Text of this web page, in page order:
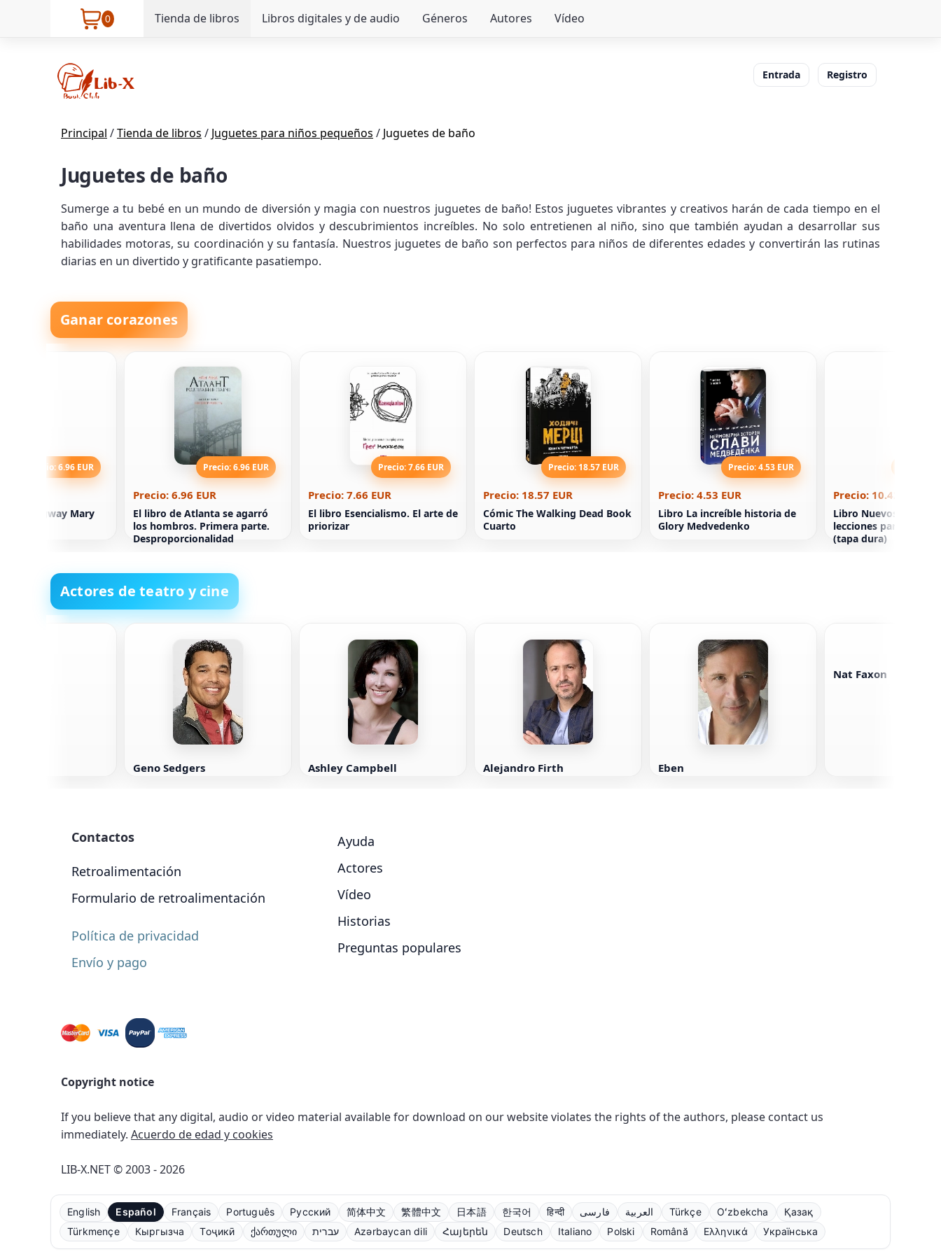
0 Tienda de libros Libros digitales y de audio Géneros Autores Vídeo
Entrada Registro
Principal /Tienda de libros / Juguetes para niños pequeños / Juguetes de baño
Juguetes de baño
Sumerge a tu bebé en un mundo de diversión y magia con nuestros juguetes de baño! Estos juguetes vibrantes y creativos harán de cada tiempo en el
baño una aventura llena de divertidos olvidos y descubrimientos increíbles. No solo entretienen al niño, sino que también ayudan a desarrollar sus
habilidades motoras, su coordinación y su fantasía. Nuestros juguetes de baño son perfectos para niños de diferentes edades y convertirán las rutinas
diarias en un divertido y gratificante pasatiempo.
Ganar corazones
Precio: 6.96 EUR
Hemingway Mary
Precio: 6.96 EUR
Precio: 6.96 EUR
El libro de Atlanta se agarró
los hombros. Primera parte.
Desproporcionalidad
Precio: 7.66 EUR
Precio: 7.66 EUR
El libro Esencialismo. El arte de
priorizar
Precio: 18.57 EUR
Precio: 18.57 EUR
Cómic The Walking Dead Book
Cuarto
Precio: 4.53 EUR
Precio: 4.53 EUR
Libro La increíble historia de
Glory Medvedenko
Precio: 10.42 EUR
Libro Nuevos
lecciones para una
(tapa dura)
Actores de teatro y cine
Geno Sedgers Ashley Campbell Alejandro Firth Eben
Nat Faxon
Contactos
Retroalimentación
Formulario de retroalimentación
Política de privacidad
Envío y pago
Ayuda
Actores
Vídeo
Historias
Preguntas populares
Copyright notice
If you believe that any digital, audio or video material available for download on our website violates the rights of the authors, please contact us
immediately. Acuerdo de edad y cookies
LIB-X.NET © 2003 - 2026
English Español Français Português Русский 简体中文 繁體中文 日本語 한국어 हिन्दी فارسی العربية Türkçe Oʻzbekcha
Қазақ
Türkmençe
Кыргызча Тоҷикӣ ქართული עברית Azərbaycan dili Հայերեն Deutsch Italiano Polski Română Ελληνικά Українська